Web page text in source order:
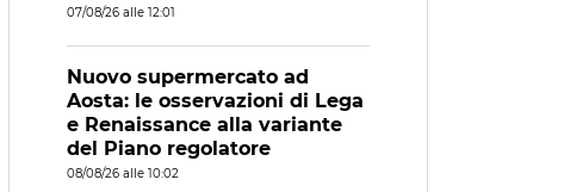
07/08/26 alle 12:01
Nuovo supermercato ad
Aosta: le osservazioni di Lega
e Renaissance alla variante
del Piano regolatore
08/08/26 alle 10:02